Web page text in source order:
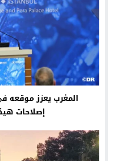
المغرب يعزز موقعه
إصلاحات